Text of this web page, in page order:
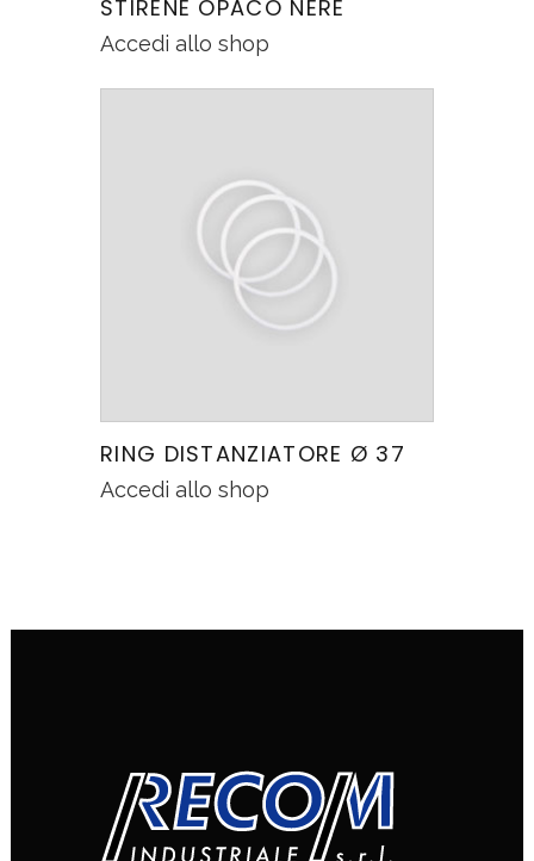
STIRENE OPACO NERE
Accedi allo shop
RING DISTANZIATORE Ø 37
Accedi allo shop